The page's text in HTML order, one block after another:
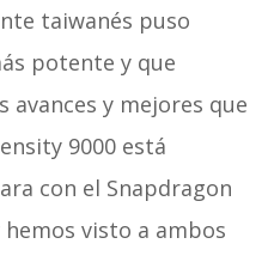
taiwanés puso
potente y que
avances y mejores que
9000 está
con el Snapdragon
hemos visto a ambos